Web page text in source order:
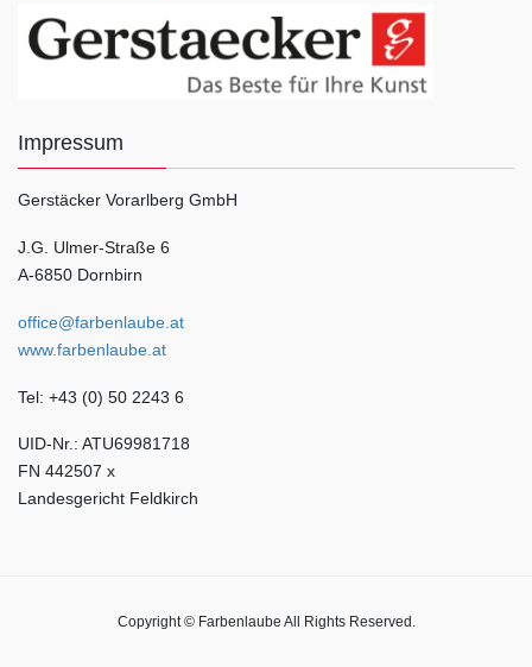
Impressum
Gerstäcker Vorarlberg GmbH
J.G. Ulmer-Straße 6
A-6850 Dornbirn
office@farbenlaube.at
www.farbenlaube.at
Tel: +43 (0) 50 2243 6
UID-Nr.: ATU69981718
FN 442507 x
Landesgericht Feldkirch
Copyright © Farbenlaube All Rights Reserved.